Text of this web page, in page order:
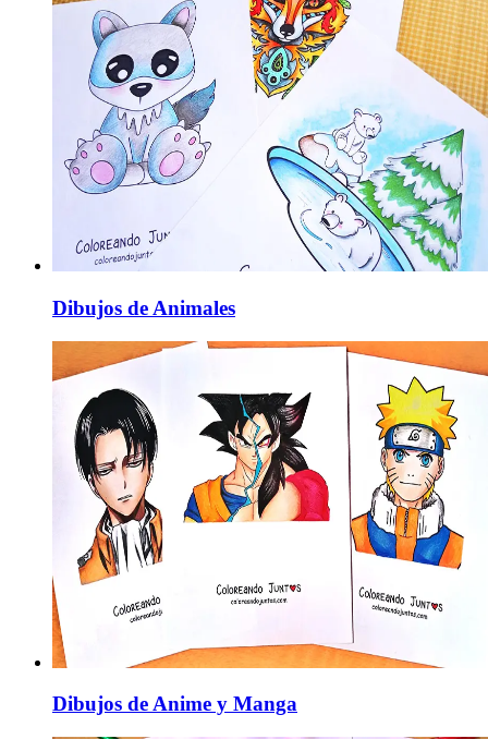
Dibujos de Animales
Dibujos de Anime y Manga